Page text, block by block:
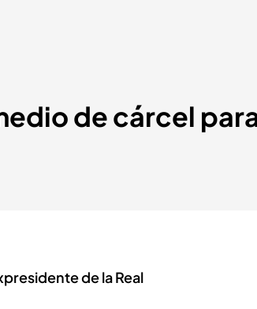
de cárcel
de la Real